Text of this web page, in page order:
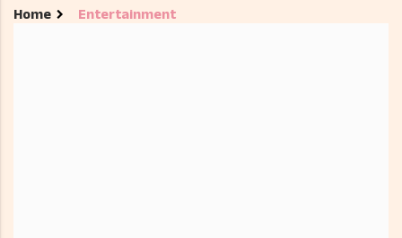
Home Entertainment